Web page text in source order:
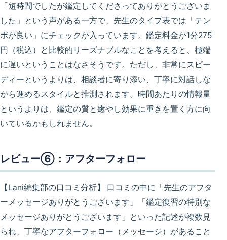
「短時間でしたが鑑定してくださってありがとうございま
した」という声がある一方で、先生のタイプ表では「テン
ポが良い」にチェックが入っています。鑑定料金が1分275
円（税込）と比較的リーズナブルなことを考えると、 極端
に遅いということはなさそう です。ただし、非常にスピー
ディーというよりは、 相談者に寄り添い、丁寧に対話しな
がら進めるスタイルと推測されます。時間あたりの情報量
というよりは、鑑定の質と癒やし効果に重きを置く方に向
いているかもしれません。
レビュー⑥：アフターフォロー
【Lani編集部の口コミ分析】
口コミの中に「先生のアフタ
ーメッセージありがとうございます」「鑑定復習の特別な
メッセージありがとうございます」といった記述が複数見
られ、 丁寧なアフターフォロー（メッセージ） があること